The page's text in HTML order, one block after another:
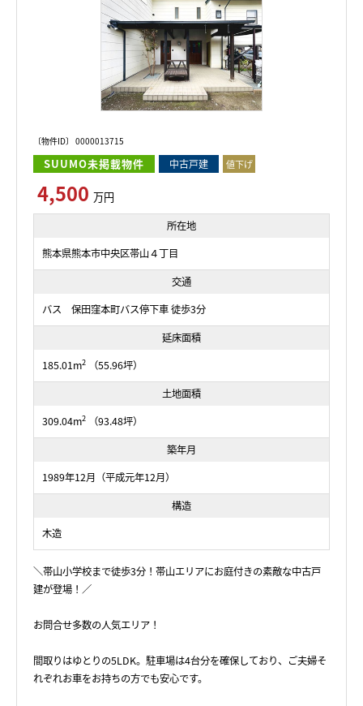
〔物件ID〕 0000013715
SUUMO未掲載物件 中古戸建 値下げ
4,500 万円
所在地
熊本県熊本市中央区帯山４丁目
交通
バス 保田窪本町バス停下車 徒歩3分
延床面積
185.01m2
（55.96坪）
土地面積
309.04m2
（93.48坪）
築年月
1989年12月（平成元年12月）
構造
木造
＼帯山小学校まで徒歩3分！帯山エリアにお庭付きの素敵な中古戸
建が登場！／
お問合せ多数の人気エリア！
間取りはゆとりの5LDK。駐車場は4台分を確保しており、ご夫婦そ
れぞれお車をお持ちの方でも安心です。